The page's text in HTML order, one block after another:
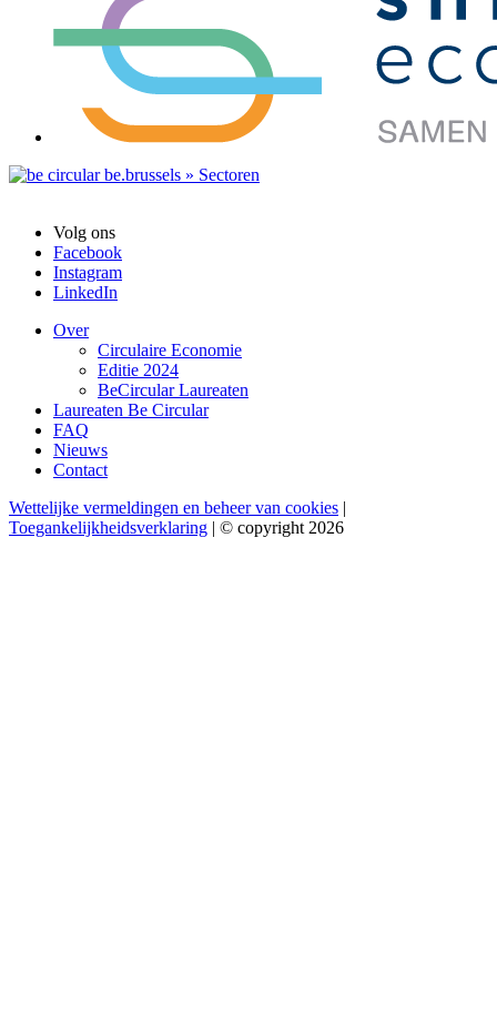
Volg ons
Facebook
Instagram
LinkedIn
Over
Circulaire Economie
Editie 2024
BeCircular Laureaten
Laureaten Be Circular
FAQ
Nieuws
Contact
Wettelijke vermeldingen en beheer van cookies |
Toegankelijkheidsverklaring | © copyright 2026